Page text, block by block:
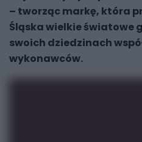
– tworząc markę, która
Śląska wielkie światowe
swoich dziedzinach
wykonawców.